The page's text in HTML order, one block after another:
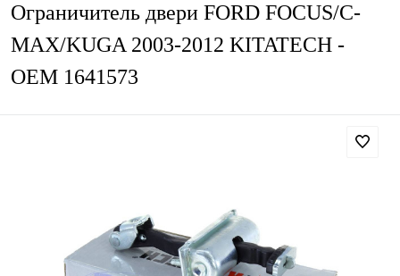
Ограничитель двери FORD FOCUS/C-
MAX/KUGA 2003-2012 KITATECH -
OEM 1641573